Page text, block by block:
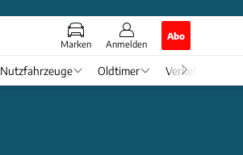
Marken Anmelden
Abo
Nutzfahrzeuge Oldtimer Verkehr